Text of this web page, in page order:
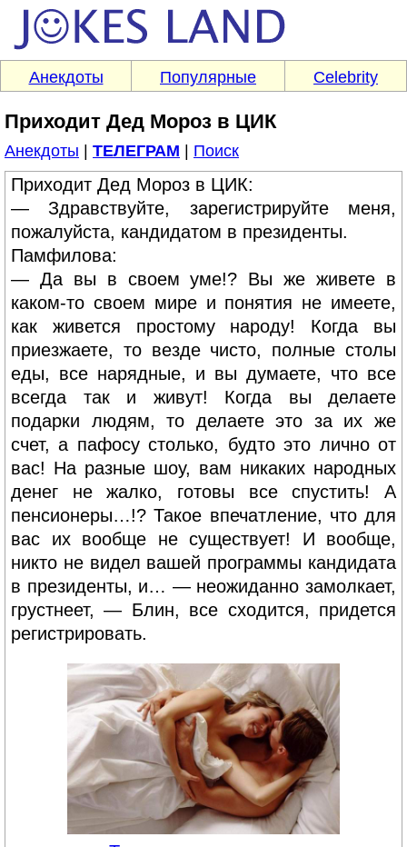
Анекдоты Популярные Celebrity
Приходит Дед Мороз в ЦИК
Анекдоты ТЕЛЕГРАМ Поиск
Приходит Дед Мороз в ЦИК:
— Здравствуйте, зарегистрируйте меня,
пожалуйста, кандидатом в президенты.
Памфилова:
— Да вы в своем уме!? Вы же живете в
каком-то своем мире и понятия не имеете,
как живется простому народу! Когда вы
приезжаете, то везде чисто, полные столы
еды, все нарядные, и вы думаете, что все
всегда так и живут! Когда вы делаете
подарки людям, то делаете это за их же
счет, а пафосу столько, будто это лично от
вас! На разные шоу, вам никаких народных
денег не жалко, готовы все спустить! А
пенсионеры…!? Такое впечатление, что для
вас их вообще не существует! И вообще,
никто не видел вашей программы кандидата
в президенты, и… — неожиданно замолкает,
грустнеет, — Блин, все сходится, придется
регистрировать.